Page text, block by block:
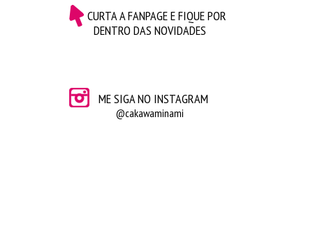
Taça de açaí trufado com Kinder Bueno – Mania de
Açaí
CURTA A FANPAGE E FIQUE POR
DENTRO DAS NOVIDADES
ME SIGA NO INSTAGRAM
@cakawaminami